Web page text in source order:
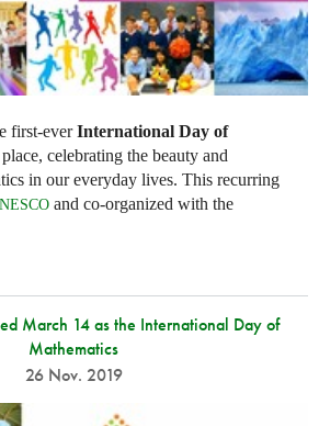
first-everInternational Day of
celebrating the beauty and
in our everyday lives. This recurring
and co-organized with the
March 14 as the International Day of
Mathematics
26 Nov. 2019